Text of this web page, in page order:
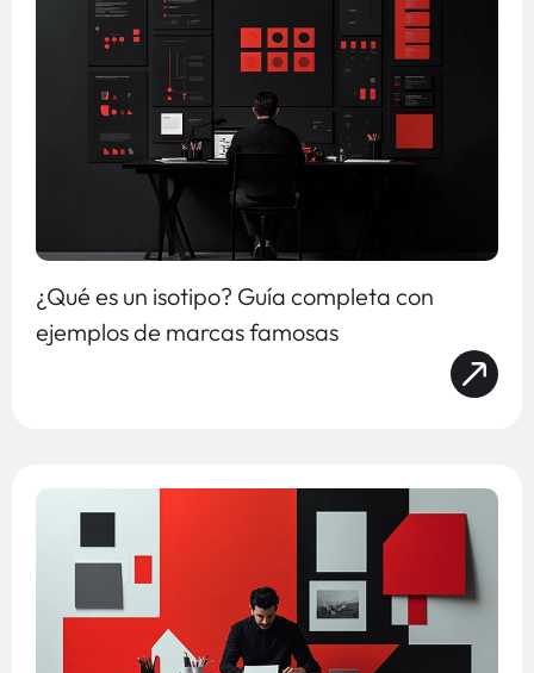
¿Qué es un isotipo? Guía completa con
ejemplos de marcas famosas